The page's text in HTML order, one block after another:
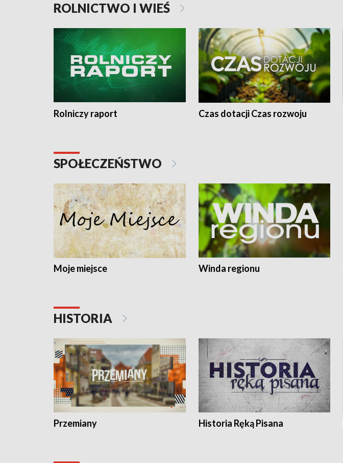
ROLNICTWO I WIEŚ
Rolniczy raport Czas dotacji Czas rozwoju
SPOŁECZEŃSTWO
Moje miejsce Winda regionu
HISTORIA
Przemiany Historia Ręką Pisana